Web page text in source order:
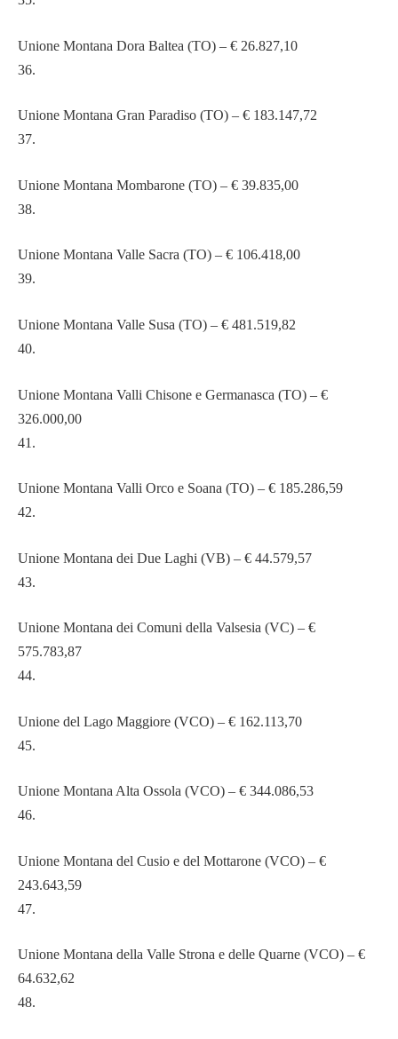
Unione Montana Dora Baltea (TO) – € 26.827,10
36.
Unione Montana Gran Paradiso (TO) – € 183.147,72
37.
Unione Montana Mombarone (TO) – € 39.835,00
38.
Unione Montana Valle Sacra (TO) – € 106.418,00
39.
Unione Montana Valle Susa (TO) – € 481.519,82
40.
Unione Montana Valli Chisone e Germanasca (TO) – €
326.000,00
41.
Unione Montana Valli Orco e Soana (TO) – € 185.286,59
42.
Unione Montana dei Due Laghi (VB) – € 44.579,57
43.
Unione Montana dei Comuni della Valsesia (VC) – €
575.783,87
44.
Unione del Lago Maggiore (VCO) – € 162.113,70
45.
Unione Montana Alta Ossola (VCO) – € 344.086,53
46.
Unione Montana del Cusio e del Mottarone (VCO) – €
243.643,59
47.
Unione Montana della Valle Strona e delle Quarne (VCO) – €
64.632,62
48.